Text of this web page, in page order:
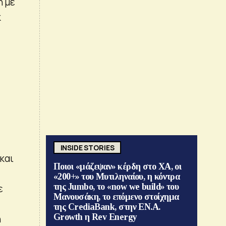
INSIDE STORIES
Ποιοι «μάζεψαν» κέρδη στο ΧΑ, οι
«200+» του Μυτιληναίου, η κόντρα
της Jumbo, το «now we build» του
Μανουσάκη, το επόμενο στοίχημα
της CrediaBank, στην ΕΝ.Α.
Growth η Rev Energy